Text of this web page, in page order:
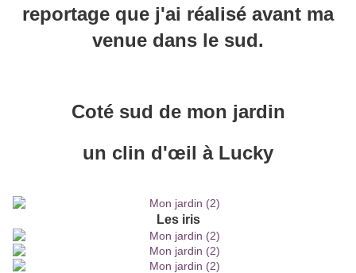
reportage que j'ai réalisé avant ma
venue dans le sud.
Coté sud de mon jardin
un clin d'œil à Lucky
Les iris